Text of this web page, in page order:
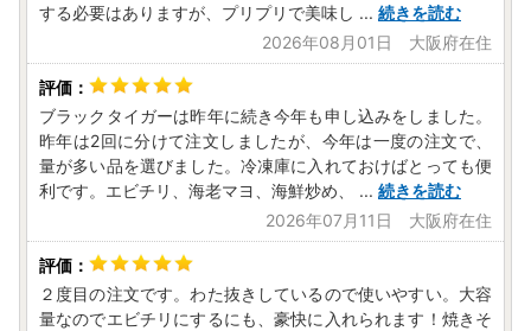
する必要はありますが、プリプリで美味し ... 続きを読む
2026年08月01日 大阪府在住
ブラックタイガーは昨年に続き今年も申し込みをしました。
昨年は2回に分けて注文しましたが、今年は一度の注文で、
量が多い品を選びました。冷凍庫に入れておけばとっても便
利です。エビチリ、海老マヨ、海鮮炒め、
... 続きを読む
2026年07月11日 大阪府在住
２度目の注文です。わた抜きしているので使いやすい。大容
量なのでエビチリにするにも、豪快に入れられます！焼きそ